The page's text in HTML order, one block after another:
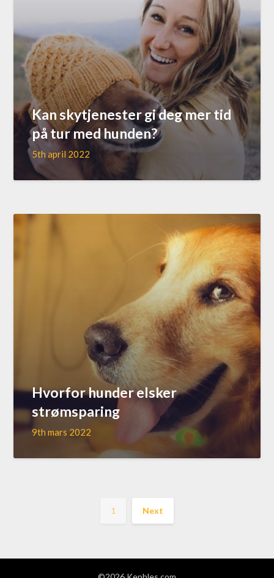
Kan skytjenester gi deg mer tid
på tur med hunden?
5th april 2022
Hvorfor hunder elsker
strømsparing
9th mars 2022
1 Next